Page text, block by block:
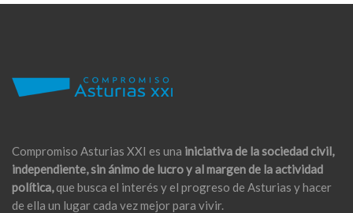
Compromiso Asturias XXI es una iniciativa de la sociedad civil,
independiente, sin ánimo de lucro y al margen de la actividad
política,que busca el interés y el progreso de Asturias y hacer
de ella un lugar cada vez mejor para vivir.